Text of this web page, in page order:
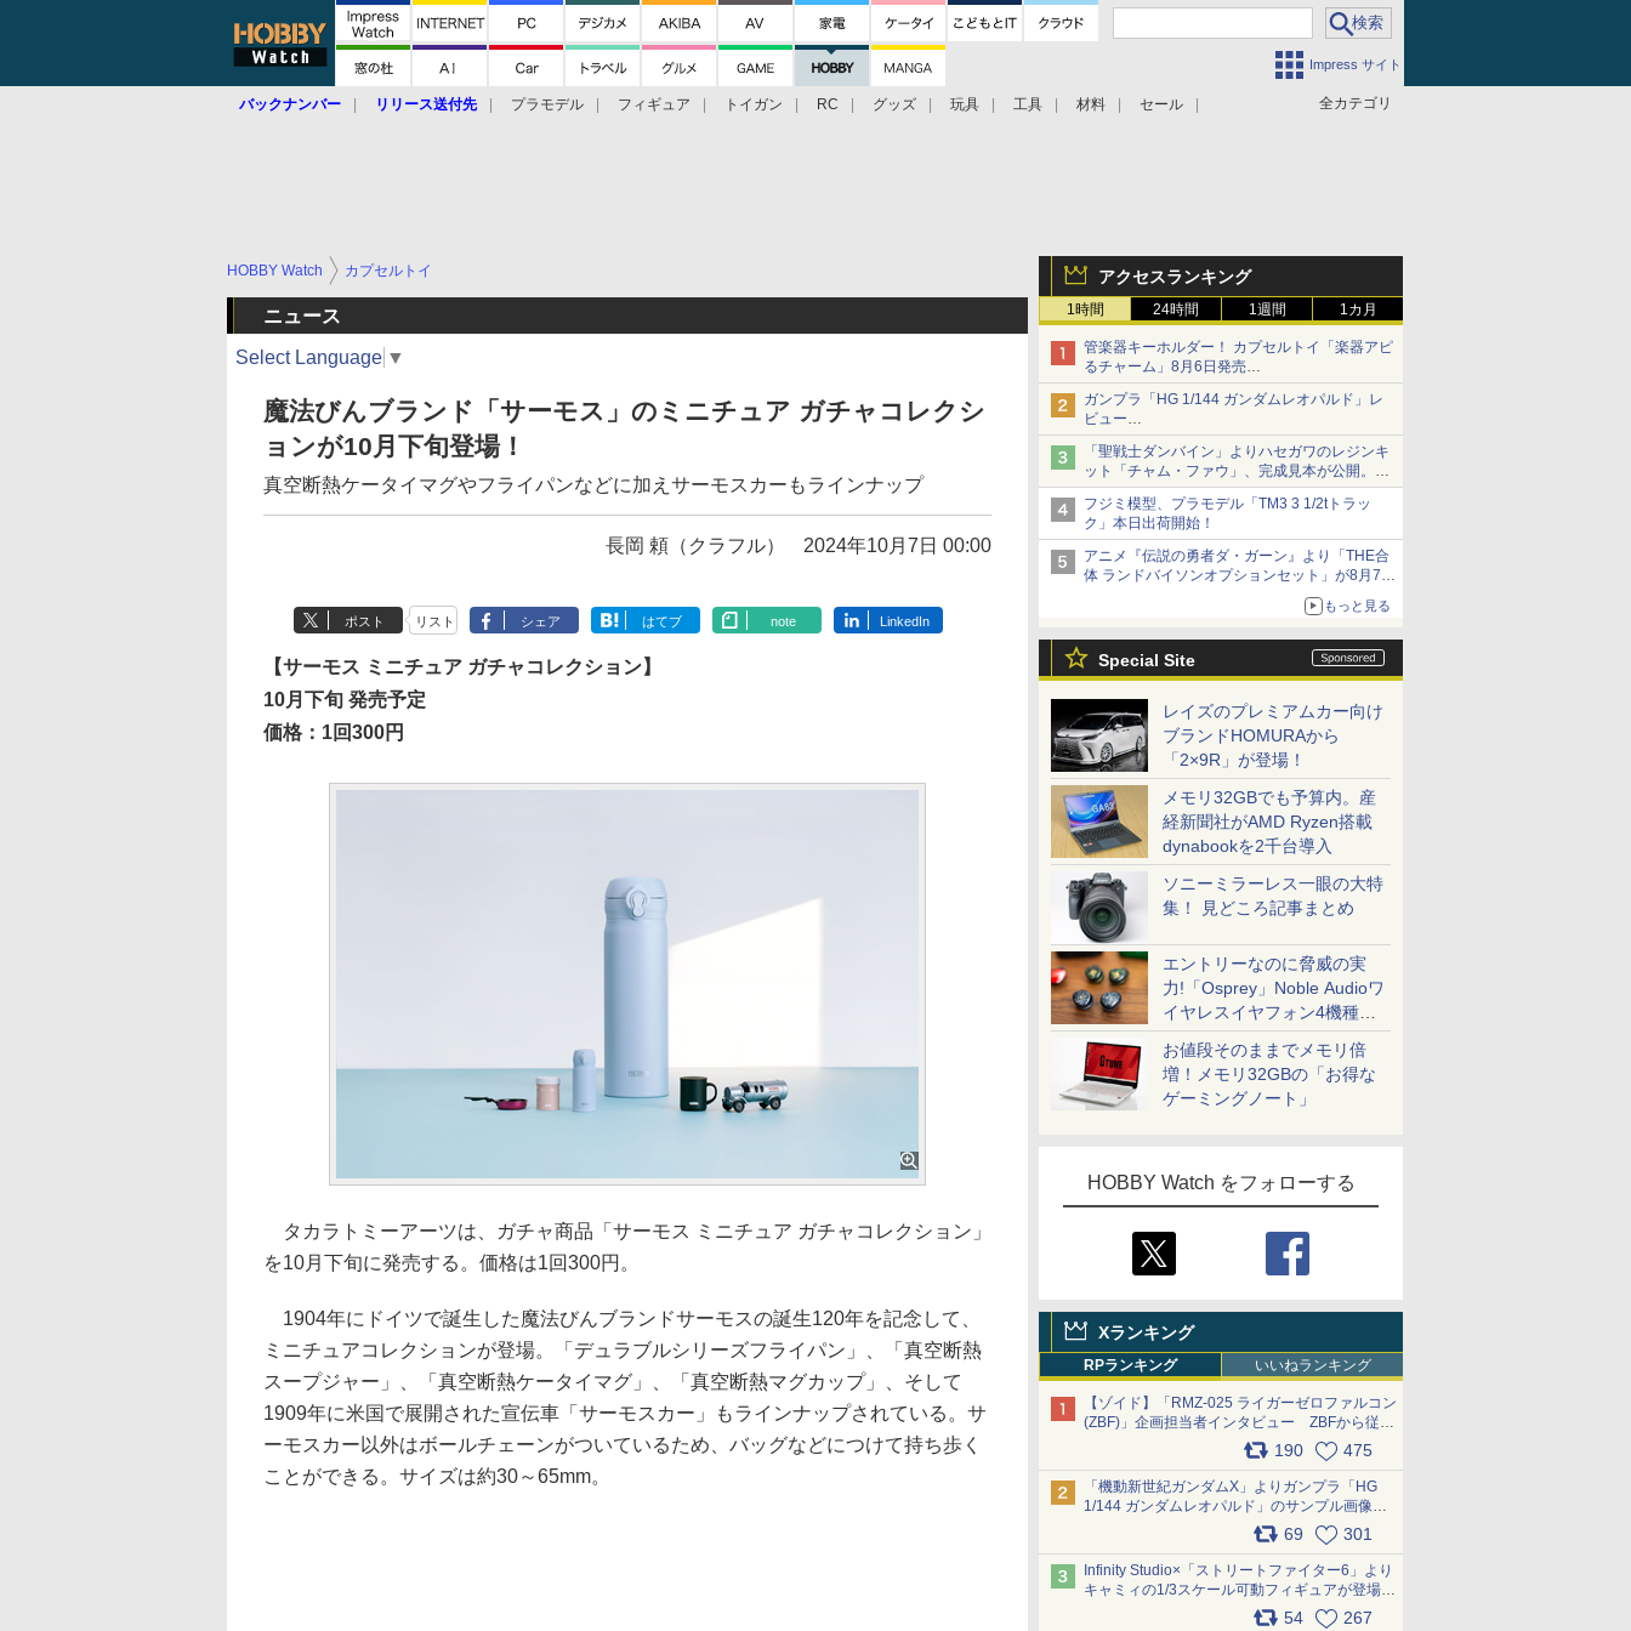
Impress サイト
全カテゴリ
バックナンバー リリース送付先 プラモデル フィギュア トイガン RC グッズ 玩具 工具 材料 セール
アクセスランキング
1時間 24時間 1週間 1カ月
管楽器キーホルダー！ カプセルトイ「楽器アピ
るチャーム」8月6日発売
チューバ、テナサクなど5種各3色
ガンプラ「HG 1/144 ガンダムレオパルド」レ
ビュー
『機動新世紀ガンダムX』30周年！インナーア
ームガトリングの変形機構まで再現し最新フォ
ーマットでキット化！
「聖戦士ダンバイン」よりハセガワのレジンキ
ット「チャム・ファウ」、完成見本が公開。9
月3日頃発売予定
フジミ模型、プラモデル「TM3 3 1/2tトラッ
ク」本日出荷開始！
アニメ『伝説の勇者ダ・ガーン』より「THE合
体 ランドバイソンオプションセット」が8月7日
もっと見る
Special Site
レイズのプレミアムカー向け
ブランドHOMURAから
「2×9R」が登場！
メモリ32GBでも予算内。産
経新聞社がAMD Ryzen搭載
dynabookを2千台導入
ソニーミラーレス一眼の大特
集！ 見どころ記事まとめ
エントリーなのに脅威の実
力!「Osprey」Noble Audioワ
イヤレスイヤフォン4機種を
一気に聴く
お値段そのままでメモリ倍
増！メモリ32GBの「お得な
ゲーミングノート」
HOBBY Watch をフォローする
Xランキング
RPランキング いいねランキング
【ゾイド】「RMZ-025 ライガーゼロファルコン
(ZBF)」企画担当者インタビュー ZBFから従来
デザインまで再現可能なボリューム満点のキッ
ト pic.x.com/6zOqQAQKkX
190 475
「機動新世紀ガンダムX」よりガンプラ「HG
1/144 ガンダムレオパルド」のサンプル画像が
69 301
Infinity Studio×「ストリートファイター6」より
キャミィの1/3スケール可動フィギュアが登場
54 267
HOBBY Watch カプセルトイ
ニュース
Select Language ▼
魔法びんブランド「サーモス」のミニチュア ガチャコレクシ
ョンが10月下旬登場！
真空断熱ケータイマグやフライパンなどに加えサーモスカーもラインナップ
長岡 頼（クラフル） 2024年10月7日 00:00
ポスト リスト シェア はてブ note LinkedIn
【サーモス ミニチュア ガチャコレクション】
10月下旬 発売予定
価格：1回300円
タカラトミーアーツは、ガチャ商品「サーモス ミニチュア ガチャコレクション」
を10月下旬に発売する。価格は1回300円。
1904年にドイツで誕生した魔法びんブランドサーモスの誕生120年を記念して、
ミニチュアコレクションが登場。「デュラブルシリーズフライパン」、「真空断熱
スープジャー」、「真空断熱ケータイマグ」、「真空断熱マグカップ」、そして
1909年に米国で展開された宣伝車「サーモスカー」もラインナップされている。サ
ーモスカー以外はボールチェーンがついているため、バッグなどにつけて持ち歩く
ことができる。サイズは約30～65mm。